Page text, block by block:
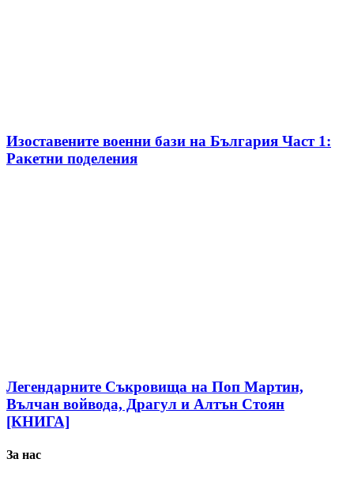
Изоставените военни бази на България Част 1:
Ракетни поделения
Легендарните Съкровища на Поп Мартин,
Вълчан войвода, Драгул и Алтън Стоян
[КНИГА]
За нас